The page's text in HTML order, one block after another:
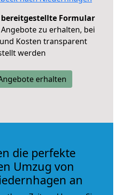
Formular
zu erhalten, bei
Kosten transparent
werden
erhalten
die perfekte
Umzug von
an